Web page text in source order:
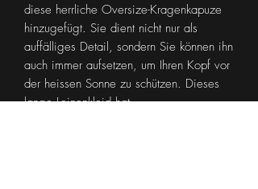
diese herrliche Oversize-Kragenkapuze
hinzugefügt. Sie dient nicht nur als
auffälliges Detail, sondern Sie können ihn
auch immer aufsetzen, um Ihren Kopf vor
der heissen Sonne zu schützen. Dieses
lange Leinenkleid hat